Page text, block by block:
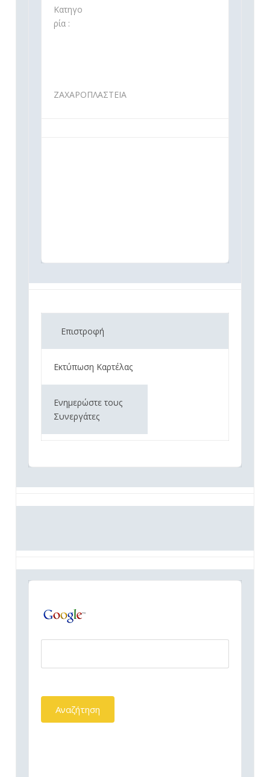
Κατηγο
ρία :
ΖΑΧΑΡΟΠΛΑΣΤΕΙΑ
Επιστροφή
Εκτύπωση Καρτέλας
Ενημερώστε τους
Συνεργάτες